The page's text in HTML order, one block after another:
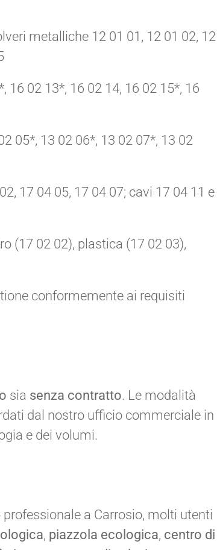
metalliche 12 01 01, 12 01 02, 12
16 02 13*, 16 02 14, 16 02 15*, 16
05*, 13 02 06*, 13 02 07*, 13 02
17 04 05, 17 04 07; cavi 17 04 11 e
(17 02 02), plastica (17 02 03),
conformemente ai requisiti
sia senza contratto. Le modalità
dal nostro ufficio commerciale in
e dei volumi.
a Carrosio, molti utenti
, piazzola ecologica, centro di